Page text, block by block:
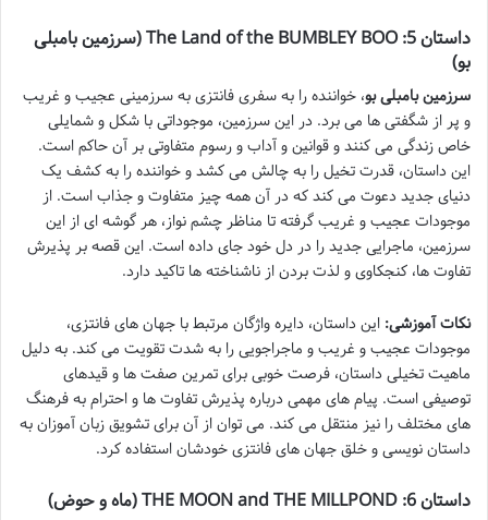
داستان 5: The Land of the BUMBLEY BOO (سرزمین بامبلی
بو)
سرزمین بامبلی بو، خواننده را به سفری فانتزی به سرزمینی عجیب و غریب
و پر از شگفتی ها می برد. در این سرزمین، موجوداتی با شکل و شمایلی
خاص زندگی می کنند و قوانین و آداب و رسوم متفاوتی بر آن حاکم است.
این داستان، قدرت تخیل را به چالش می کشد و خواننده را به کشف یک
دنیای جدید دعوت می کند که در آن همه چیز متفاوت و جذاب است. از
موجودات عجیب و غریب گرفته تا مناظر چشم نواز، هر گوشه ای از این
سرزمین، ماجرایی جدید را در دل خود جای داده است. این قصه بر پذیرش
تفاوت ها، کنجکاوی و لذت بردن از ناشناخته ها تاکید دارد.
نکات آموزشی: این داستان، دایره واژگان مرتبط با جهان های فانتزی،
موجودات عجیب و غریب و ماجراجویی را به شدت تقویت می کند. به دلیل
ماهیت تخیلی داستان، فرصت خوبی برای تمرین صفت ها و قیدهای
توصیفی است. پیام های مهمی درباره پذیرش تفاوت ها و احترام به فرهنگ
های مختلف را نیز منتقل می کند. می توان از آن برای تشویق زبان آموزان به
داستان نویسی و خلق جهان های فانتزی خودشان استفاده کرد.
داستان 6: THE MOON and THE MILLPOND (ماه و حوض)